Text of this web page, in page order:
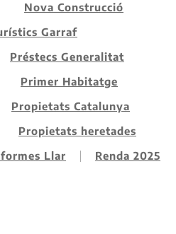
Nova Construcció
Garraf
Préstecs Generalitat
Primer Habitatge
Propietats Catalunya
Propietats heretades
Llar
Renda 2025